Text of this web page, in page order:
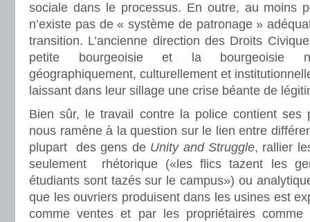
sociale dans le processus. En outre, au moins
n’existe pas de « système de patronage »
transition. L’ancienne direction des Droits
petite bourgeoisie et la bourgeoisie
géographiquement, culturellement et
laissant dans leur sillage une crise béante de
Bien sûr, le travail contre la police contient ses
nous ramène à la question sur le lien entre
plupart des gens de Unity and Struggle, rallier
seulement rhétorique («les flics tazent les
étudiants sont tazés sur le campus») ou
que les ouvriers produisent dans les usines est
comme ventes et par les propriétaires